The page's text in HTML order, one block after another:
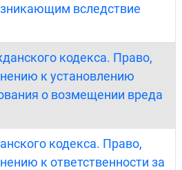
вследствие
кодекса. Право,
к установлению
о возмещении вреда
кодекса. Право,
к ответственности за